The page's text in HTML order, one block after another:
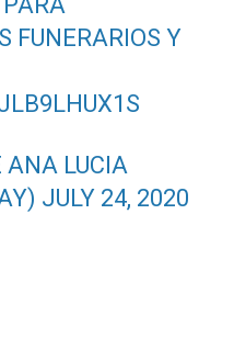
FUNERARIOS Y
ANA LUCIA
JULY 24, 2020